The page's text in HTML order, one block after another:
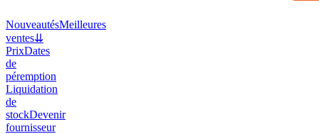
NouveautésMeilleures
ventes⇊
PrixDates
de
péremption
Liquidation
de
stockDevenir
fournisseur